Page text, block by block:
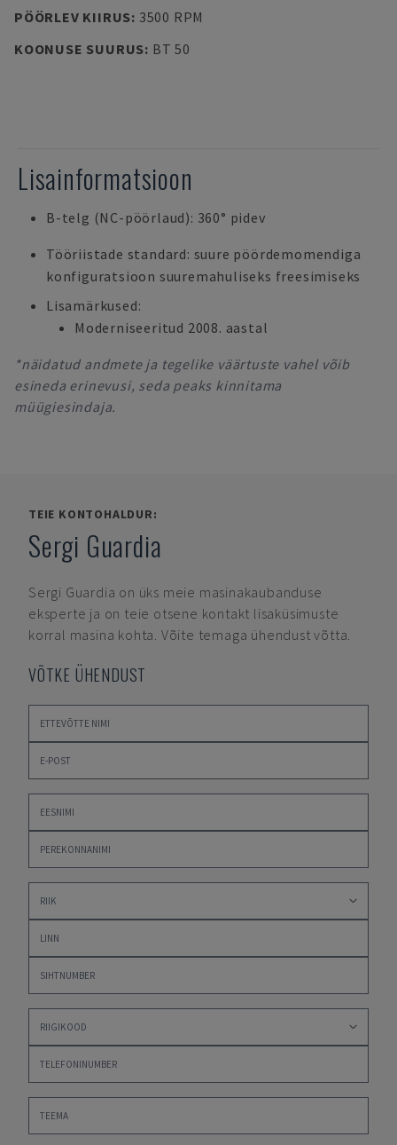
PÖÖRLEV KIIRUS: 3500 RPM
KOONUSE SUURUS: BT 50
Lisainformatsioon
B-telg (NC-pöörlaud): 360° pidev
Tööriistade standard: suure pöördemomendiga
konfiguratsioon suuremahuliseks freesimiseks
Lisamärkused:
Moderniseeritud 2008. aastal
*näidatud andmete ja tegelike väärtuste vahel võib
esineda erinevusi, seda peaks kinnitama
müügiesindaja.
TEIE KONTOHALDUR:
Sergi Guardia
Sergi Guardia on üks meie masinakaubanduse
eksperte ja on teie otsene kontakt lisaküsimuste
korral masina kohta. Võite temaga ühendust võtta.
VÕTKE ÜHENDUST